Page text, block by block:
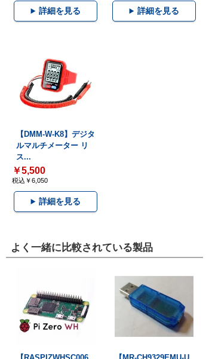
詳細を見る 詳細を見る
【DMM-W-K8】デジタ
ルマルチメーター リ
ス...
￥5,500
税込￥6,050
詳細を見る
よく一緒に比較されている製品